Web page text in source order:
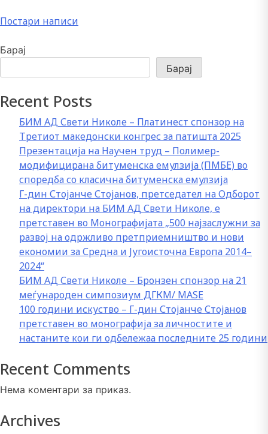
Навигација
написи
Постари написи
Барај
Барај
Recent Posts
БИМ АД Свети Николе – Платинест спонзор на
Третиот македонски конгрес за патишта 2025
Презентација на Научен труд – Полимер-
модифицирана битуменска емулзија (ПМБЕ) во
споредба со класична битуменска емулзија
Г-дин Стојанче Стојанов, претседател на Одборот
на директори на БИМ АД Свети Николе, е
претставен во Монографијата „500 најзаслужни за
развој на одржливо претприемништво и нови
економии за Средна и Југоисточна Европа 2014–
2024“
БИМ АД Свети Николе – Бронзен спонзор на 21
меѓународен симпозиум ДГКМ/ MASE
100 години искуство – Г-дин Стојанче Стојанов
претставен во монографија за личностите и
настаните кои ги одбележаа последните 25 години
Recent Comments
Нема коментари за приказ.
Archives